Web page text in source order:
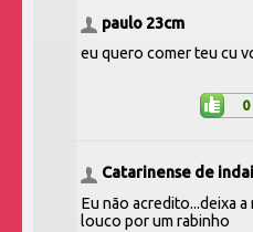
paulo 23cm
eu quero comer teu cu
0
Catarinense de
Eu não acredito...deixa
louco por um rabinho